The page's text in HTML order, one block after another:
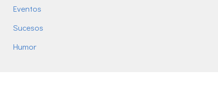
Eventos
Sucesos
Humor